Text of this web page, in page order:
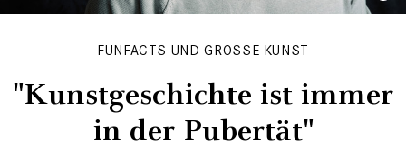
FUNFACTS UND GROSSE KUNST
"Kunstgeschichte ist immer
in der Pubertät"